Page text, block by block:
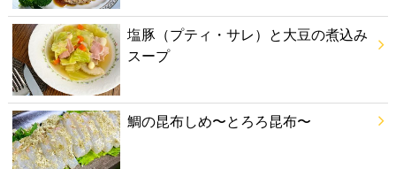
塩豚（プティ・サレ）と大豆の煮込み
スープ
鯛の昆布しめ〜とろろ昆布〜